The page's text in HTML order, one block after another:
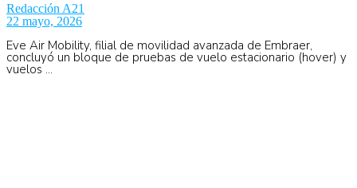
Redacción A21
22 mayo, 2026
Eve Air Mobility, filial de movilidad avanzada de Embraer,
concluyó un bloque de pruebas de vuelo estacionario (hover) y
vuelos ...